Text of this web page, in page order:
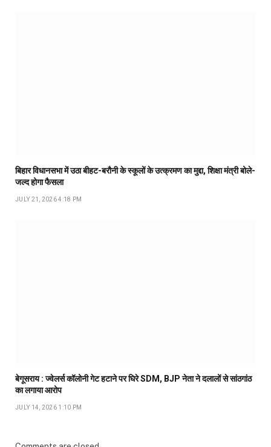
बिहार विधानसभा में उठा बीहट-बरौनी के स्कूलों के उत्क्रमण का मुद्दा, शिक्षा मंत्री बोले-
जल्द होगा फैसला
JULY 21, 2026 4:18 PM
बेगूसराय : ज्वेलर्स कॉलोनी गेट हटाने पर घिरे SDM, BJP नेता ने दलालों से सांठगांठ
का लगाया आरोप
JULY 14, 2026 1:10 PM